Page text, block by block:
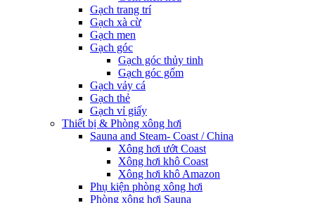
Gạch trang trí
Gạch xà cừ
Gạch men
Gạch góc
Gạch góc thủy tinh
Gạch góc gốm
Gạch vảy cá
Gạch thẻ
Gạch vỉ giấy
Thiết bị & Phòng xông hơi
Sauna and Steam- Coast / China
Xông hơi ướt Coast
Xông hơi khô Coast
Xông hơi khô Amazon
Phụ kiện phòng xông hơi
Phòng xông hơi Sauna